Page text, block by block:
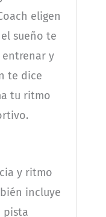
eligen
sueño te
entrenar y
te dice
tu ritmo
y ritmo
incluye
pista